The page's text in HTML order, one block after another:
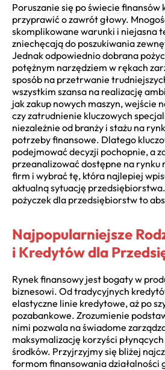
Poruszanie się po świecie
przyprawić o zawrót głowy.
skomplikowane warunki i niejasna
zniechęcają do poszukiwania
Jednak odpowiednio dobrana
potężnym narzędziem w rękach
sposób na przetrwanie
wszystkim szansa na realizację
jak zakup nowych maszyn, wejście
czy zatrudnienie kluczowych
niezależnie od branży i stażu na
potrzeby finansowe. Dlatego
podejmować decyzji pochopnie, a
przeanalizować dostępne na rynku
firm i wybrać tę, która najlepiej
aktualną sytuację
pożyczek dla przedsiębiorstw to
Najpopularniejsze
i Kredytów dla
Rynek finansowy jest bogaty w
biznesowi. Od tradycyjnych
elastyczne linie kredytowe, aż po
pozabankowe. Zrozumienie
nimi pozwala na świadome
maksymalizację korzyści
środków. Przyjrzyjmy się bliżej
formom finansowania działalności